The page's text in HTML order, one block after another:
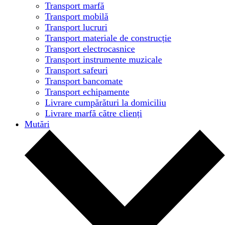
Transport marfă
Transport mobilă
Transport lucruri
Transport materiale de construcție
Transport electrocasnice
Transport instrumente muzicale
Transport safeuri
Transport bancomate
Transport echipamente
Livrare cumpărături la domiciliu
Livrare marfă către clienți
Mutări